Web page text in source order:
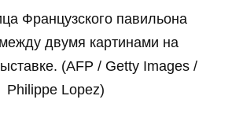
Французского павильона
двумя картинами на
(AFP / Getty Images /
Philippe Lopez)